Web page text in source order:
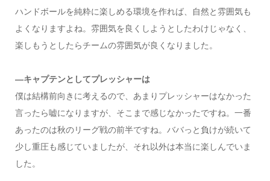
ハンドボールを純粋に楽しめる環境を作れば、自然と雰囲気も
よくなりますよね。雰囲気を良くしようとしたわけじゃなく、
楽しもうとしたらチームの雰囲気が良くなりました。
―キャプテンとしてプレッシャーは
僕は結構前向きに考えるので、あまりプレッシャーはなかった
言ったら嘘になりますが、そこまで感じなかったですね。一番
あったのは秋のリーグ戦の前半ですね。ババっと負けが続いて
少し重圧も感じていましたが、それ以外は本当に楽しんでいま
した。